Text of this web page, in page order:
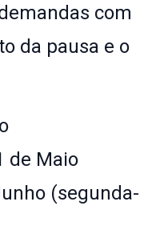
com
da pausa e o
de Maio
(segunda-